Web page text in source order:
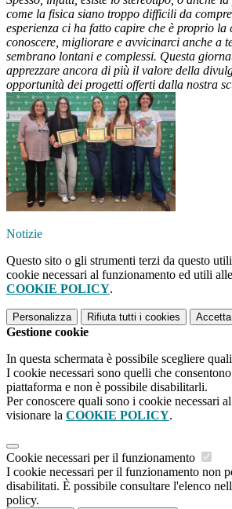
come la fisica siano troppo difficili da
esperienza ci ha fatto capire che è proprio
conoscere, migliorare e avvicinarci anche a
sembrano lontani e complessi. Questa
apprezzare ancora di più il valore della
opportunità dei progetti offerti dalla nostra
Notizie
Questo sito o gli strumenti terzi da questo
cookie necessari al funzionamento ed utili
COOKIE POLICY.
Personalizza Rifiuta tutti i cookies
Gestione cookie
In questa schermata è possibile scegliere
I cookie necessari sono quelli che
piattaforma e non è possibile disabilitarli.
Per conoscere quali sono i cookie necessari
visionare la COOKIE POLICY.
Cookie necessari per il funzionamento
I cookie necessari per il funzionamento non
disabilitati. È possibile consultare l'elenco
policy.